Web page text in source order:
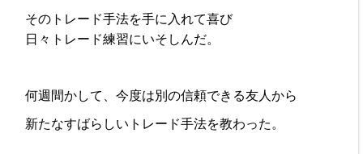
そのトレード手法を手に入れて喜び
日々トレード練習にいそしんだ。
何週間かして、今度は別の信頼できる友人から
新たなすばらしいトレード手法を教わった。